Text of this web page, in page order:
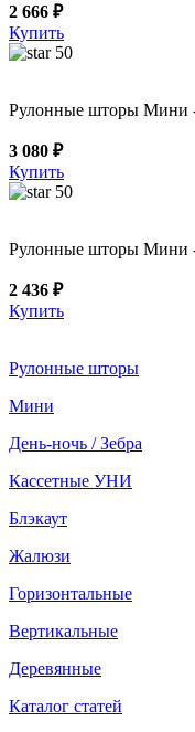
2 666 ₽
Купить
50
Рулонные шторы Мини
3 080 ₽
Купить
50
Рулонные шторы Мини
2 436 ₽
Купить
Рулонные шторы
Мини
День-ночь / Зебра
Кассетные УНИ
Блэкаут
Жалюзи
Горизонтальные
Вертикальные
Деревянные
Каталог статей